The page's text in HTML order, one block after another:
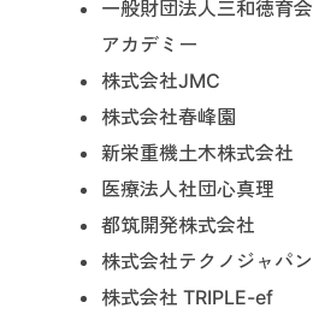
一般財団法人三和徳育
アカデミー
株式会社JMC
株式会社春峰園
新栄重機土木株式会社
医療法人社団心真理
都筑開発株式会社
株式会社テクノジャパン
株式会社 TRIPLE-ef